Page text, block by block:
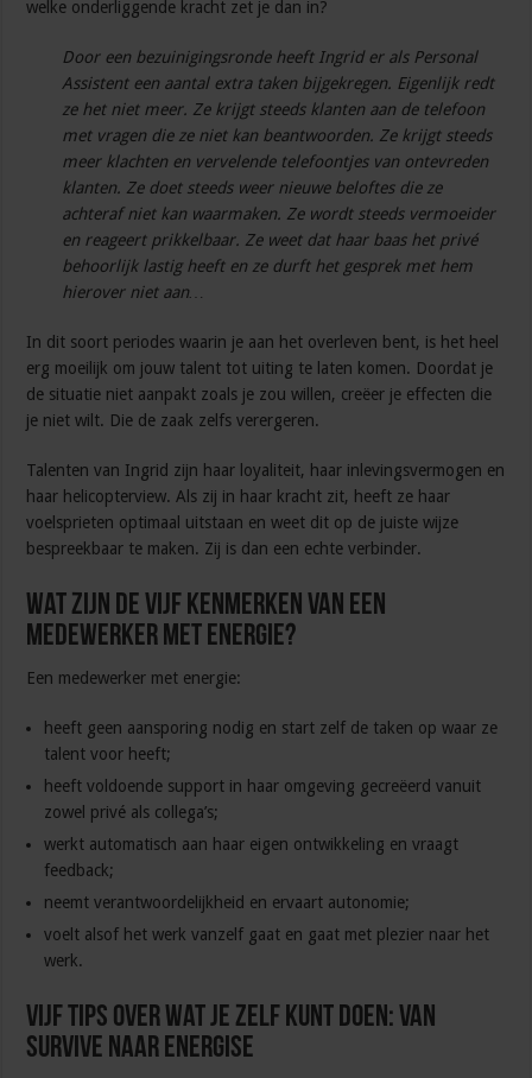
welke onderliggende kracht zet je dan in?
Door een bezuinigingsronde heeft Ingrid er als Personal
Assistent een aantal extra taken bijgekregen. Eigenlijk redt
ze het niet meer. Ze krijgt steeds klanten aan de telefoon
met vragen die ze niet kan beantwoorden. Ze krijgt steeds
meer klachten en vervelende telefoontjes van ontevreden
klanten. Ze doet steeds weer nieuwe beloftes die ze
achteraf niet kan waarmaken. Ze wordt steeds vermoeider
en reageert prikkelbaar. Ze weet dat haar baas het privé
behoorlijk lastig heeft en ze durft het gesprek met hem
hierover niet aan…
In dit soort periodes waarin je aan het overleven bent, is het heel
erg moeilijk om jouw talent tot uiting te laten komen. Doordat je
de situatie niet aanpakt zoals je zou willen, creëer je effecten die
je niet wilt. Die de zaak zelfs verergeren.
Talenten van Ingrid zijn haar loyaliteit, haar inlevingsvermogen en
haar helicopterview. Als zij in haar kracht zit, heeft ze haar
voelsprieten optimaal uitstaan en weet dit op de juiste wijze
bespreekbaar te maken. Zij is dan een echte verbinder.
Wat zijn de vijf kenmerken van een
medewerker met energie?
Een medewerker met energie:
heeft geen aansporing nodig en start zelf de taken op waar ze
talent voor heeft;
heeft voldoende support in haar omgeving gecreëerd vanuit
zowel privé als collega’s;
werkt automatisch aan haar eigen ontwikkeling en vraagt
feedback;
neemt verantwoordelijkheid en ervaart autonomie;
voelt alsof het werk vanzelf gaat en gaat met plezier naar het
werk.
Vijf tips over wat je zelf kunt doen: van
survive naar energise